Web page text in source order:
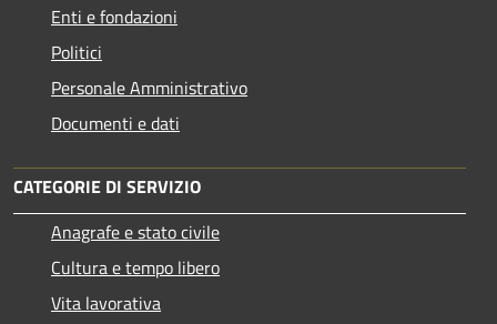
Enti e fondazioni
Politici
Personale Amministrativo
Documenti e dati
CATEGORIE DI SERVIZIO
Anagrafe e stato civile
Cultura e tempo libero
Vita lavorativa